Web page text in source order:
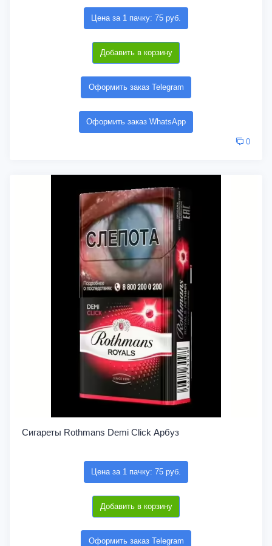
Цена за 1 пачку: 75 руб.
Добавить в корзину
Оформить заказ Telegram
Оформить заказ WhatsApp
0
Сигареты Rothmans Demi Click Арбуз
Цена за 1 пачку: 75 руб.
Добавить в корзину
Оформить заказ Telegram